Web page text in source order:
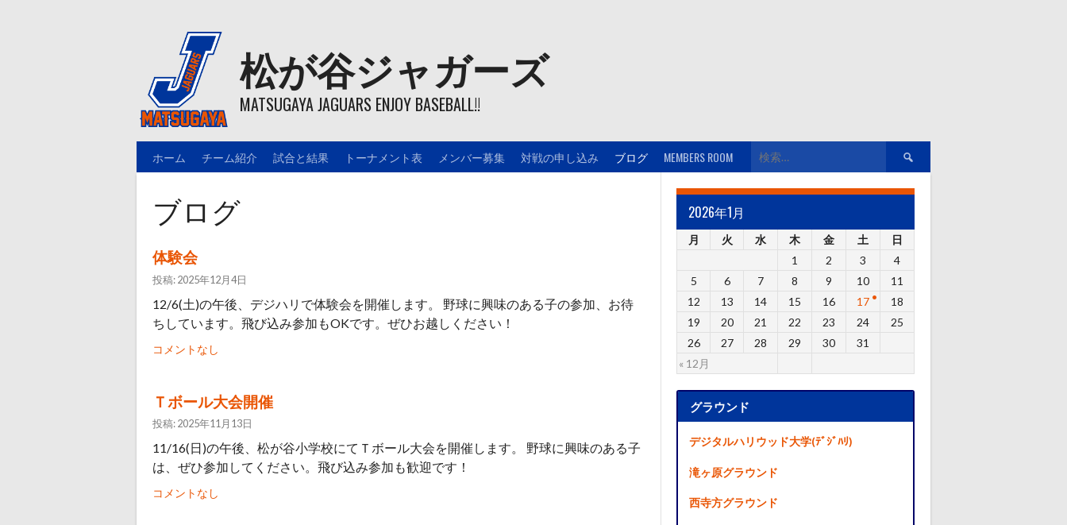
松が谷ジャガーズ
MATSUGAYA JAGUARS ENJOY BASEBALL!!
ホーム チーム紹介 試合と結果 トーナメント表 メンバー募集 対戦の申し込み ブログ MEMBERS ROOM
索:
ブログ
体験会
投稿: 2025年12月4日
12/6(土)の午後、デジハリで体験会を開催します。 野球に興味のある子の参加、お待
ちしています。飛び込み参加もOKです。ぜひお越しください！
コメントなし
Ｔボール大会開催
投稿: 2025年11月13日
11/16(日)の午後、松が谷小学校にてＴボール大会を開催します。 野球に興味のある子
は、ぜひ参加してください。飛び込み参加も歓迎です！
コメントなし
2026年1月
月 火 水 木 金 土 日
« 12月
1 2 3
4
5
6 7 8 9 10
11
12
13 14 15 16 17
18
19
20 21 22 23 24
25
26
27 28 29 30 31
グラウンド
デジタルハリウッド大学(ﾃﾞｼﾞﾊﾘ)
滝ヶ原グラウンド
西寺方グラウンド